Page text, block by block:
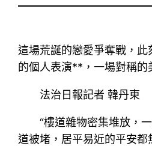
這場荒誕的戀愛爭奪戰，
的個人表演**，一場對稱的
法治日報記者 韓丹東
“樓道雜物密集堆放，
道被堵，居平易近的平安都